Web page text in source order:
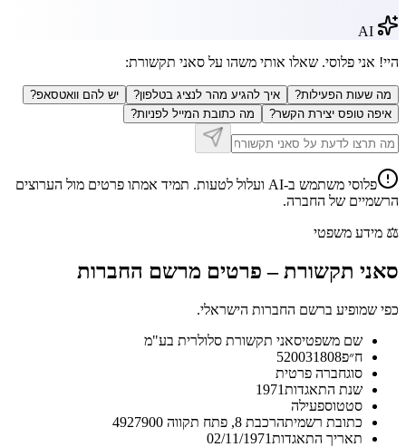
היי! אני פלוסי. שאלו אותי משהו על סאני תקשורת:
מה שעות הפעילות? איך להגיע מהר לנציג בטלפון?
יש להם וואטסאפ?
איפה טופס יצירת הקשר?
מה כתובת המייל לפניות?
פלוסי משתמש ב-AI ועלול לטעות. תמיד אמתו פרטים מול הערוצים
הרשמיים של החברה.
⚖️ מידע משפטי
סאני תקשורת– פרטים מרשם החברות
כפי שמופיע ברשם החברות הישראלי.
שם משפטיסאני תקשורת סלולרית בע"מ
ח״פ520031808
סוגחברה פרטית
שנת התאגדות1971
סטטוספעילה
כתובת רשמיתהרכבת 8, פתח תקווה 4927900
תאריך התאגדות02/11/1971